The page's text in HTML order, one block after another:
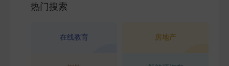
热门搜索
在线教育 房地产